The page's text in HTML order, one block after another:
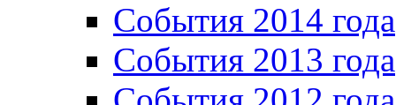
События 2014 года
События 2013 года